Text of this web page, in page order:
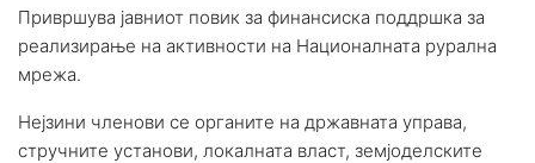
Привршува јавниот повик за финансиска поддршка за
реализирање на активности на Националната рурална
мрежа.
Нејзини членови се органите на државната управа,
стручните установи, локалната власт, земјоделските